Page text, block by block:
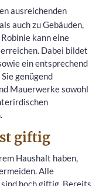
ausreichenden
auch zu Gebäuden,
kann eine
Dabei bildet
ein entsprechend
genügend
Mauerwerke sowohl
giftig
Haushalt haben,
Alle
hoch giftig. Bereits